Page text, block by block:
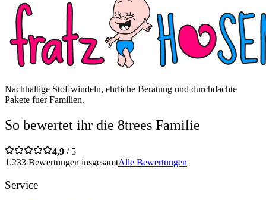
Nachhaltige Stoffwindeln, ehrliche Beratung und durchdachte
Pakete fuer Familien.
So bewertet ihr die 8trees Familie
4,9 / 5
1.233 Bewertungen insgesamtAlle Bewertungen
Service